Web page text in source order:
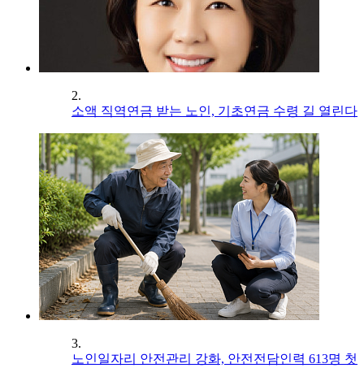
2.
소액 직역연금 받는 노인, 기초연금 수령 길 열린다
3.
노인일자리 안전관리 강화, 안전전담인력 613명 첫